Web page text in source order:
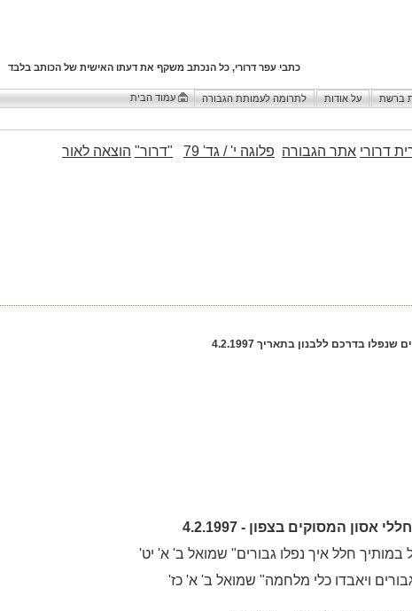
כתבי עפר דרורי, כל הנכתב משקף את דעתו האישית של הכותב בלבד
ברשת על אודות לתרומה לעמותת הגבורה עמוד הבית
דרורי אתר הגבורה פלוגה י' / גד' 79 "דרור" הוצאה לאור
בדרכם ללבנון בתאריך 4.2.1997
אסון המסוקים בצפון - 4.2.1997
במותיך חלל איך נפלו גבורים" שמואל ב' א' יט'
ויאבדו כלי מלחמה" שמואל ב' א' כז'